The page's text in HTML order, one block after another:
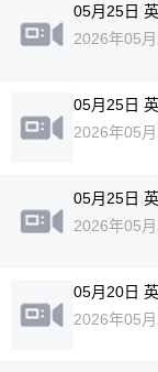
05月25日
2026年05月
05月25日
2026年05月
05月25日
2026年05月
05月20日
2026年05月